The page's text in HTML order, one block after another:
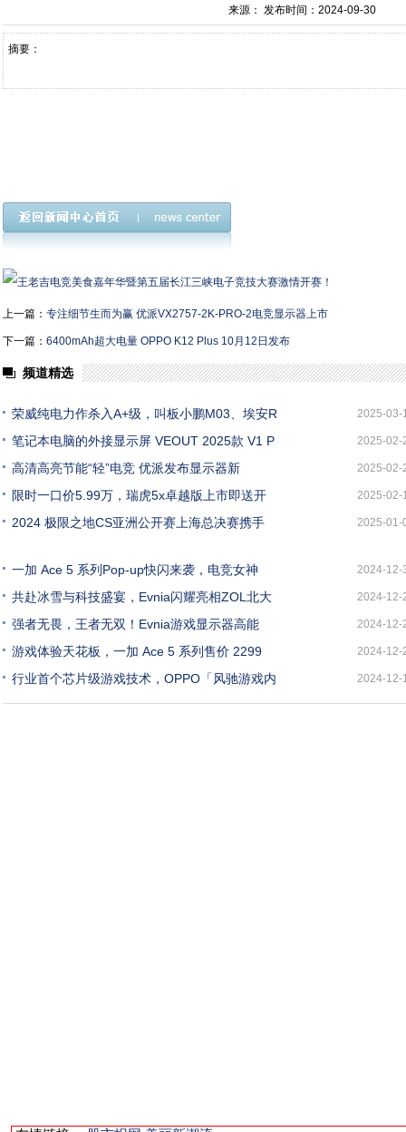
来源： 发布时间：2024-09-30
摘要：
上一篇： 专注细节生而为赢 优派VX2757-2K-PRO-2电竞显示器上市
下一篇： 6400mAh超大电量 OPPO K12 Plus 10月12日发布
频道精选
荣威纯电力作杀入A+级，叫板小鹏M03、埃安R 2025-03-
笔记本电脑的外接显示屏 VEOUT 2025款 V1 P 2025-02-
高清高亮节能“轻”电竞 优派发布显示器新 2025-02-
限时一口价5.99万，瑞虎5x卓越版上市即送开 2025-02-
2024 极限之地CS亚洲公开赛上海总决赛携手 2025-01-
一加 Ace 5 系列Pop-up快闪来袭，电竞女神 2024-12-
共赴冰雪与科技盛宴，Evnia闪耀亮相ZOL北大 2024-12-
强者无畏，王者无双！Evnia游戏显示器高能 2024-12-
游戏体验天花板，一加 Ace 5 系列售价 2299 2024-12-
行业首个芯片级游戏技术，OPPO「风驰游戏内 2024-12-